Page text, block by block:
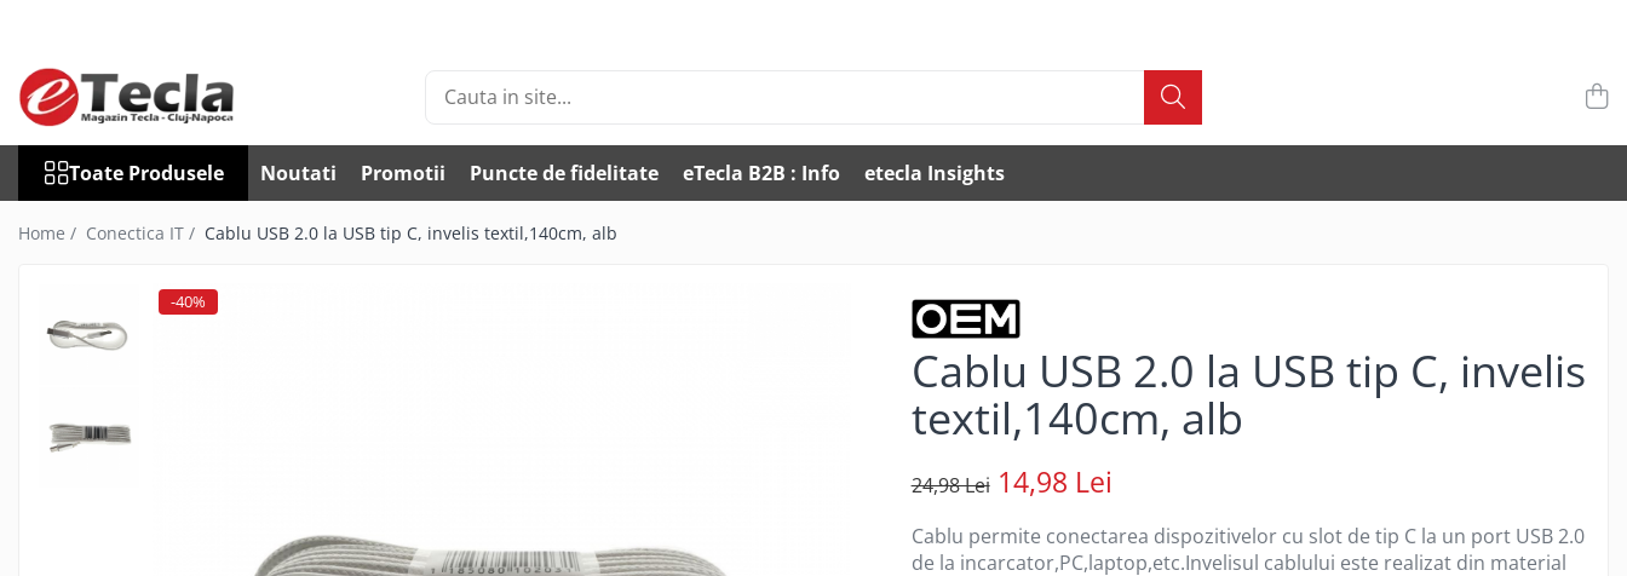
Toate Produsele
Accesorii Diverse
Accesorii auto
Auto accesorii scule
Becuri auto
Car FM
Huse Talon & Permis
Accesorii Foto
Huse foto
Toate Produsele Noutati Promotii Puncte de fidelitate eTecla B2B : Info etecla Insights
Home / Conectica IT / Cablu USB 2.0 la USB tip C, invelis textil,140cm, alb
Cablu USB 2.0 la USB tip C, invelis
textil,140cm, alb
-40%
24,98 Lei 14,98 Lei
Cablu permite conectarea dispozitivelor cu slot de tip C la un port USB 2.0
de la incarcator,PC,laptop,etc.Invelisul cablului este realizat din material